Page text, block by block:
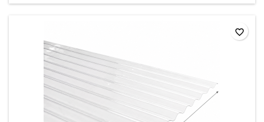
favorite_border